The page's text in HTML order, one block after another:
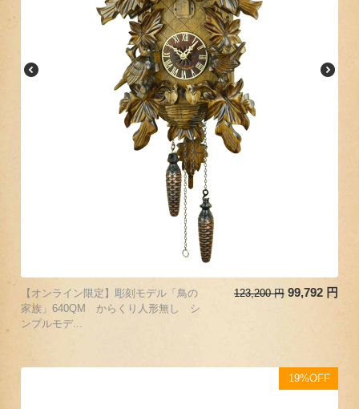
【オンライン限定】彫刻モデル「鳥の
家族」640QM からくり人形無し シ
ンプルモデ...
123,200 円 99,792 円
19%OFF